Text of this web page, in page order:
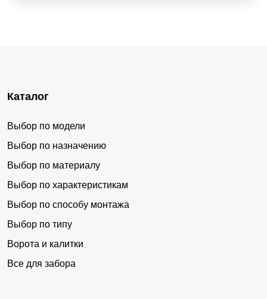
Каталог
Выбор по модели
Выбор по назначению
Выбор по материалу
Выбор по характеристикам
Выбор по способу монтажа
Выбор по типу
Ворота и калитки
Все для забора